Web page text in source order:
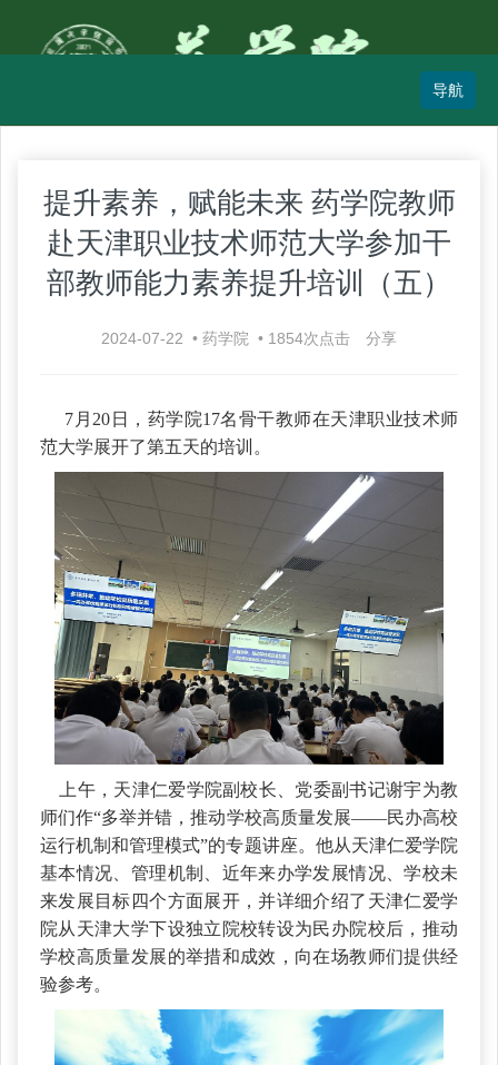
提升素养，赋能未来 药学院教师
赴天津职业技术师范大学参加干
部教师能力素养提升培训（五）
2024-07-22 • 药学院 • 1854次点击 分享
7月20日，药学院17名骨干教师在天津职业技术师
范大学展开了第五天的培训。
上午，天津仁爱学院副校长、党委副书记谢宇为教
师们作“多举并错，推动学校高质量发展——民办高校
运行机制和管理模式”的专题讲座。他从天津仁爱学院
基本情况、管理机制、近年来办学发展情况、学校未
来发展目标四个方面展开，并详细介绍了天津仁爱学
院从天津大学下设独立院校转设为民办院校后，推动
学校高质量发展的举措和成效，向在场教师们提供经
验参考。